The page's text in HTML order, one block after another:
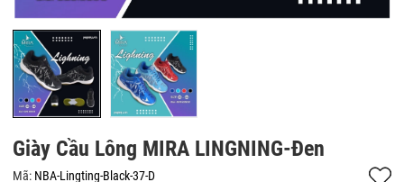
Giày Cầu Lông MIRA LINGNING-Đen
Mã: NBA-Lingting-Black-37-D